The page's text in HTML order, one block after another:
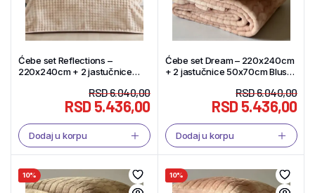
Ćebe set Reflections –
220x240cm + 2 jastučnice
RSD6.040,00
RSD5.436,00
Dodaj u korpu
Ćebe set Dream – 220x240cm
+ 2 jastučnice 50x70cm Blush
RSD6.040,00
RSD5.436,00
Dodaj u korpu
10% 10%